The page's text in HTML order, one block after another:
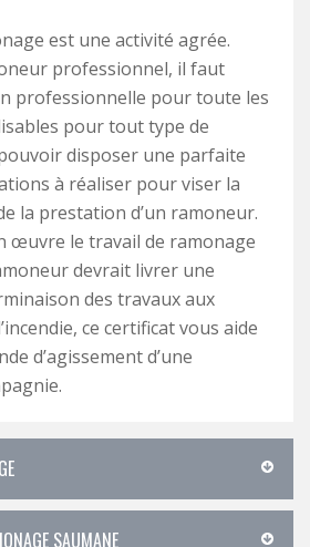
est une activité agrée.
professionnel, il faut
professionnelle pour toute les
pour tout type de
disposer une parfaite
à réaliser pour viser la
la prestation d’un ramoneur.
œuvre le travail de ramonage
devrait livrer une
des travaux aux
ce certificat vous aide
d’agissement d’une
SAUMANE